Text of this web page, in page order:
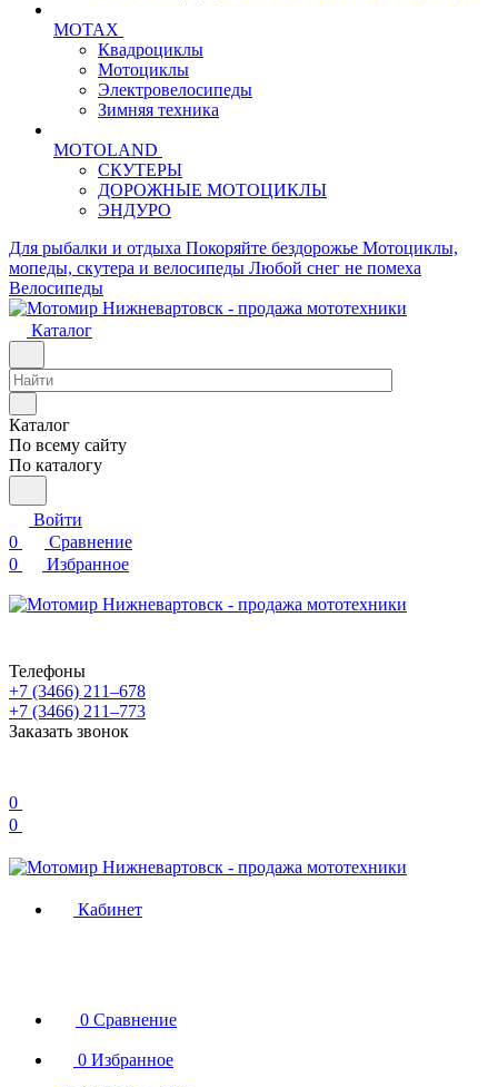
MOTAX
Квадроциклы
Мотоциклы
Электровелосипеды
Зимняя техника
MOTOLAND
СКУТЕРЫ
ДОРОЖНЫЕ МОТОЦИКЛЫ
ЭНДУРО
Для рыбалки и отдыха Покоряйте бездорожье Мотоциклы,
мопеды, скутера и велосипеды Любой снег не помеха
Велосипеды
Каталог
Каталог
По всему сайту
По каталогу
Войти
0
Сравнение
0
Избранное
Телефоны
+7 (3466) 211‒678
+7 (3466) 211‒773
Заказать звонок
0
0
Кабинет
0 Сравнение
0 Избранное